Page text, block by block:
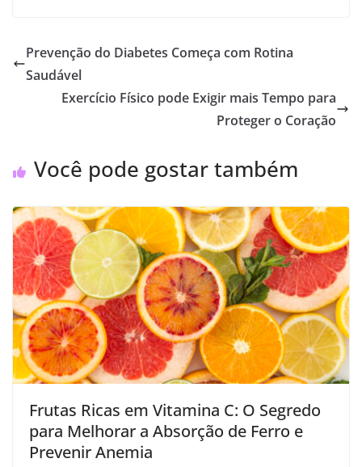
Prevenção do Diabetes Começa com Rotina
Saudável
Exercício Físico pode Exigir mais Tempo para
Proteger o Coração
Você pode gostar também
Frutas Ricas em Vitamina C: O Segredo
para Melhorar a Absorção de Ferro e
Prevenir Anemia